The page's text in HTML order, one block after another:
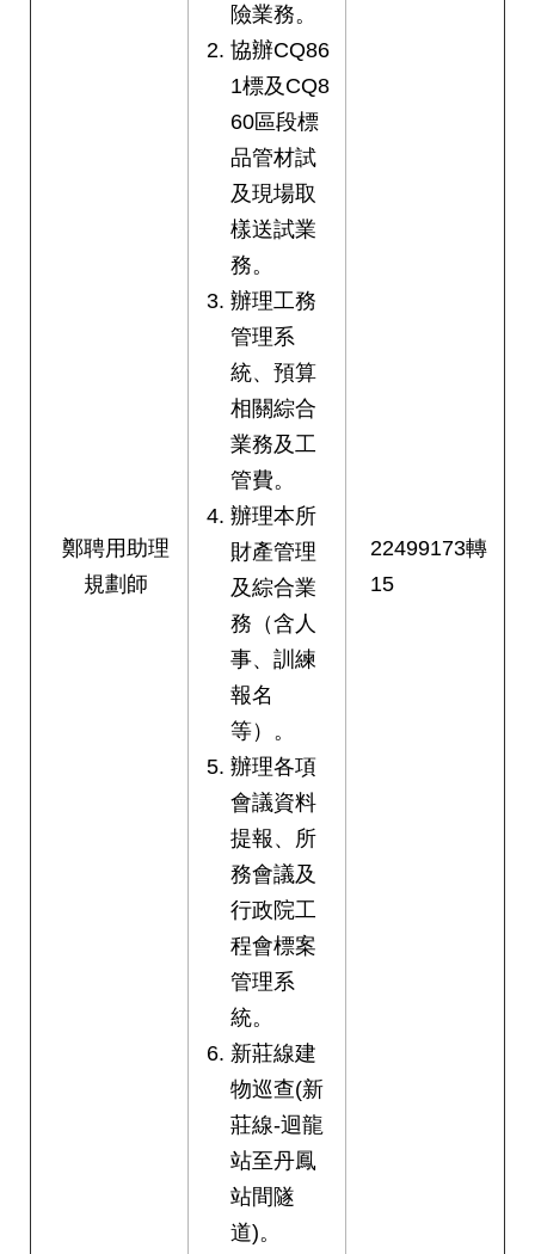
鄭聘用助理
規劃師
險業務。
協辦CQ86
1標及CQ8
60區段標
品管材試
及現場取
樣送試業
務。
辦理工務
管理系
統、預算
相關綜合
業務及工
管費。
辦理本所
財產管理
及綜合業
務（含人
事、訓練
報名
等）。
辦理各項
會議資料
提報、所
務會議及
行政院工
程會標案
管理系
統。
新莊線建
物巡查(新
莊線-迴龍
站至丹鳳
站間隧
道)。
22499173轉
15